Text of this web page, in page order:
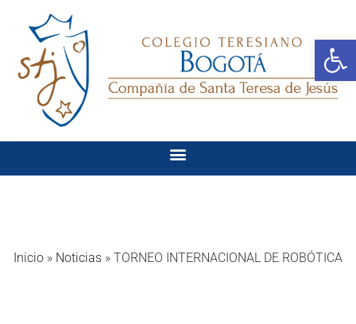
Inicio » Noticias » TORNEO INTERNACIONAL DE ROBÓTICA